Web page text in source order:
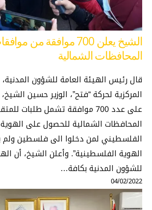
الشيخ يعلن 700 موافقة من
المحافظات الشمالية
قال رئيس الهيئة العامة للشؤون
المركزية لحركة “فتح”، الوزير حسين
على عدد 700 موافقة تشمل طلبات
المحافظات الشمالية للحصول على
الفلسطيني لمن دخلوا الى فلسطين
الهوية الفلسطينية”. وأعلن الشيخ، أن
للشؤون المدنية بكافة…
04/02/2022